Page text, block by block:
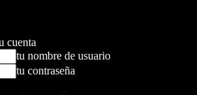
cuenta
tu nombre de usuario
tu contraseña